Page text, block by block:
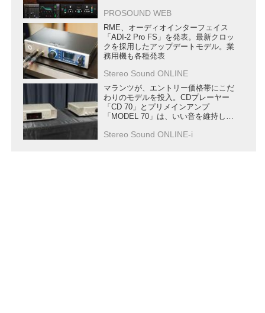
PROSOUND WEB
RME、オーディオインターフェイス
「ADI-2 Pro FS」を発表。最新クロッ
クを採用したアップデートモデル。業
務用機も各種発表
Stereo Sound ONLINE
マランツが、エントリー価格帯にこだ
わりのモデルを投入。CDプレーヤー
「CD 70」とプリメインアンプ
「MODEL 70」は、いい音を維持しな
Stereo Sound ONLINE-i